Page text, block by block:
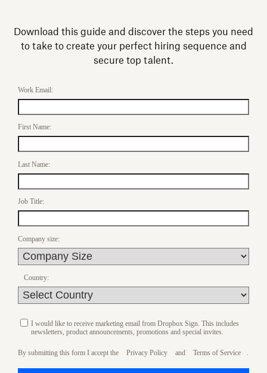
Download this guide and discover the steps you need
to take to create your perfect hiring sequence and
secure top talent.
Work Email:
First Name:
Last Name:
Job Title:
Company size:
Country:
I would like to receive marketing email from Dropbox Sign. This includes
newsletters, product announcements, promotions and special invites.
By submitting this form I accept the Privacy Policy and Terms of Service